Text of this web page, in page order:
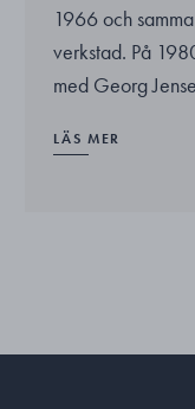
1966 och
verkstad. På
med Georg
LÄS MER